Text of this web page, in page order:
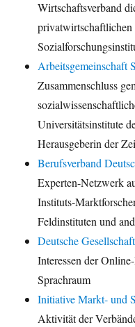
Wirtschaftsverband
Arbeitsgemeinschaft
Zusammenschluss
Universitätsinstitute
Herausgeberin der
Berufsverband
Experten-Netzwerk
Instituts-
Feldinstituten und
Deutsche
Interessen der
Sprachraum
Initiative Markt- und
Aktivität der